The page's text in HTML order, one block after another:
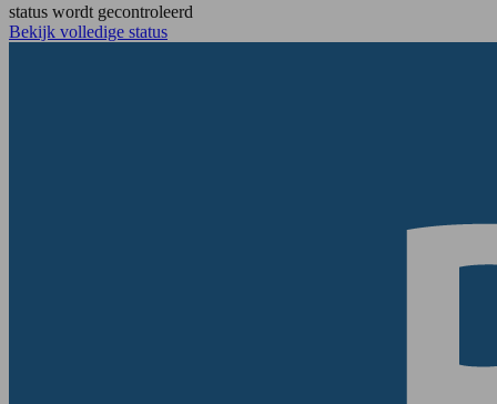
status wordt gecontroleerd
Bekijk volledige status